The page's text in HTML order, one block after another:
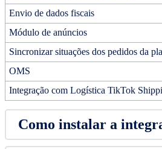
Envio de dados fiscais
Módulo de anúncios
Sincronizar situações dos pedidos da
OMS
Integração com Logística TikTok
Como instalar a